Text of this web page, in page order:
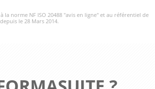
norme NF ISO 20488 "avis en ligne" et au référentiel de
le 28 Mars 2014.